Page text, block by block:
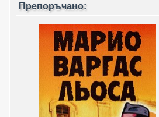
Препоръчано: